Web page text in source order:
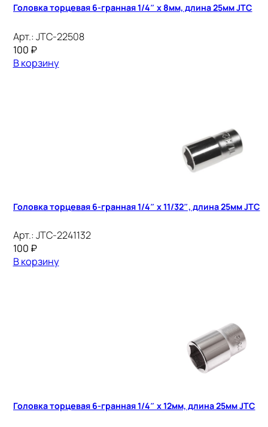
Головка торцевая 6-гранная 1/4″ х 8мм, длина 25мм JTC
Арт.: JTC-22508
100 ₽
В корзину
Головка торцевая 6-гранная 1/4″ х 11/32″, длина 25мм JTC
Арт.: JTC-2241132
100 ₽
В корзину
Головка торцевая 6-гранная 1/4″ х 12мм, длина 25мм JTC